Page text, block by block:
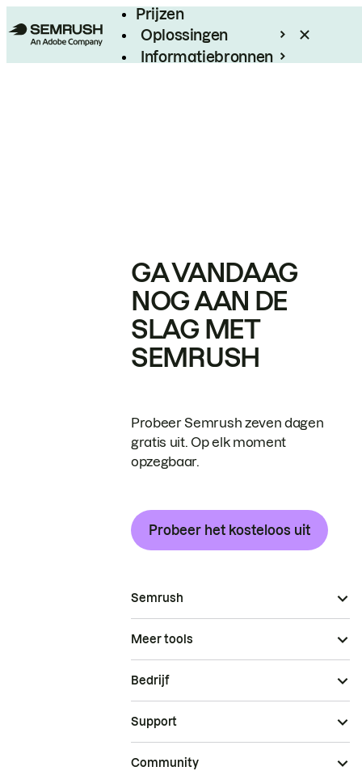
Prijzen
Oplossingen
Informatiebronnen
GA VANDAAG
NOG AAN DE
SLAG MET
SEMRUSH
Probeer Semrush zeven dagen
gratis uit. Op elk moment
opzegbaar.
Probeer het kosteloos uit
Semrush
Meer tools
Bedrijf
Support
Community